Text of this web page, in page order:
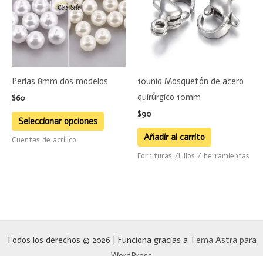
Perlas 8mm dos modelos
$60
Seleccionar opciones
múltiples
variantes.
Las
opciones
se
pueden
la
Cuentas de acrílico
10unid Mosquetón de acero
quirúrgico 10mm
$90
Añadir al carrito
Fornituras /Hilos / herramientas
Todos los derechos © 2026 | Funciona gracias a Tema Astra para